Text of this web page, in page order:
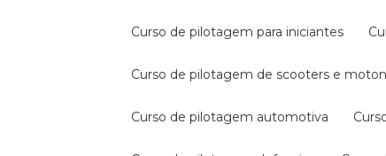
curso de pilotagem para iniciantes
curso de pilotagem de scooters e
curso de pilotagem automotiva